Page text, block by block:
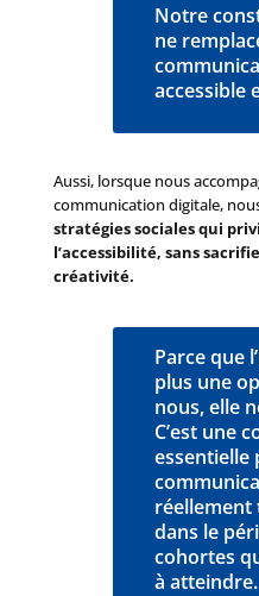
Notre
ne
accessible
Aussi, lorsque nous
communication digitale,
stratégies sociales qui
l’accessibilité, sans
créativité.
Parce que
plus une
nous, elle
C’est une
essentielle
réellement
dans le
cohortes
à atteindre.